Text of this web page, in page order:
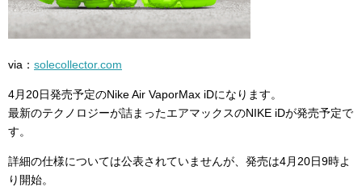
via： solecollector.com
4月20日発売予定のNike Air VaporMax iDになります。
最新のテクノロジーが詰まったエアマックスのNIKE iDが発売予定で
す。
詳細の仕様については公表されていませんが、発売は4月20日9時よ
り開始。